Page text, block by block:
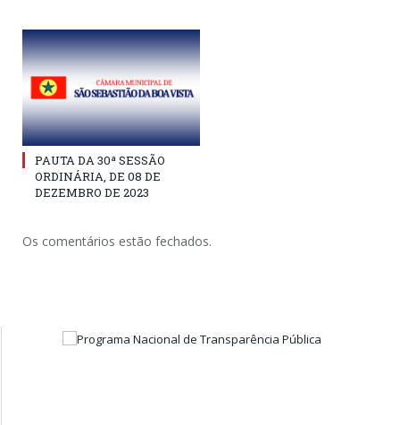
PAUTA DA 30ª SESSÃO
ORDINÁRIA, DE 08 DE
DEZEMBRO DE 2023
Os comentários estão fechados.